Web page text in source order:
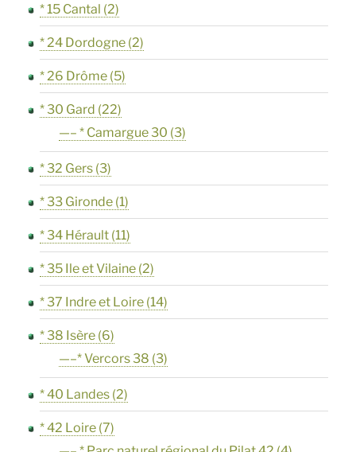
* 15 Cantal (2)
* 24 Dordogne (2)
* 26 Drôme (5)
* 30 Gard (22)
—– * Camargue 30 (3)
* 32 Gers (3)
* 33 Gironde (1)
* 34 Hérault (11)
* 35 Ile et Vilaine (2)
* 37 Indre et Loire (14)
* 38 Isère (6)
—–* Vercors 38 (3)
* 40 Landes (2)
* 42 Loire (7)